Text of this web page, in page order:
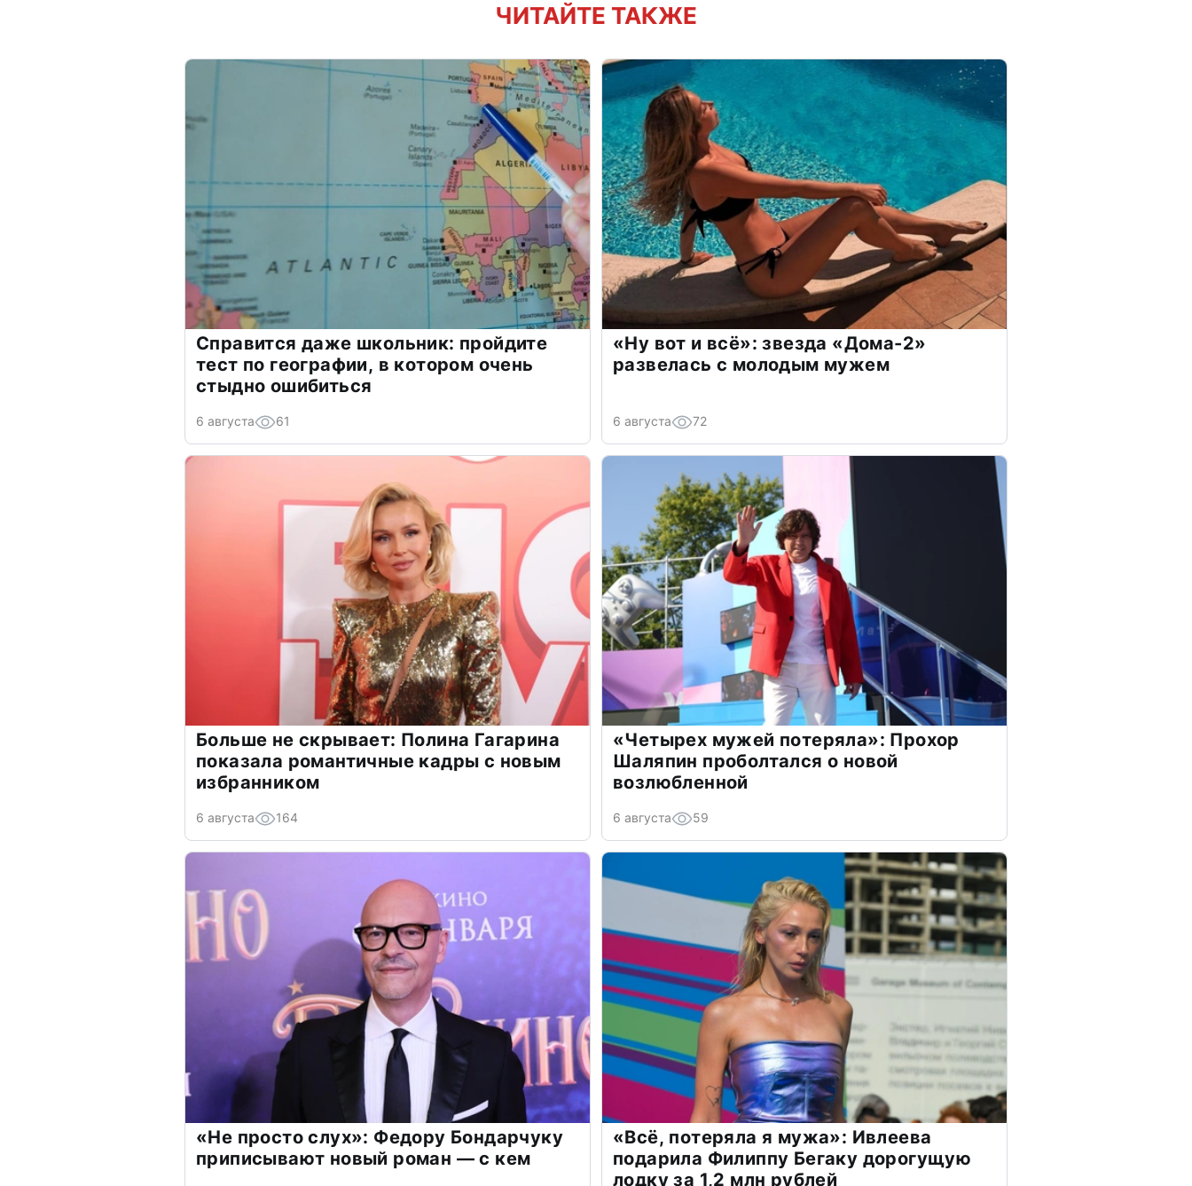
ЧИТАЙТЕ ТАКЖЕ
Справится даже школьник: пройдите
тест по географии, в котором очень
стыдно ошибиться
6 августа 61
«Ну вот и всё»: звезда «Дома-2»
развелась с молодым мужем
6 августа 72
Больше не скрывает: Полина Гагарина
показала романтичные кадры с новым
избранником
6 августа 164
«Четырех мужей потеряла»: Прохор
Шаляпин проболтался о новой
возлюбленной
6 августа 59
«Не просто слух»: Федору Бондарчуку
приписывают новый роман — с кем
«Всё, потеряла я мужа»: Ивлеева
подарила Филиппу Бегаку дорогущую
лодку за 1,2 млн рублей